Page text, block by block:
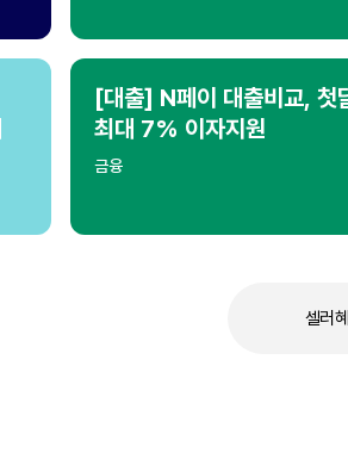
[대출] N페이 대출비교, 첫
최대 7% 이자지원
금융
셀러